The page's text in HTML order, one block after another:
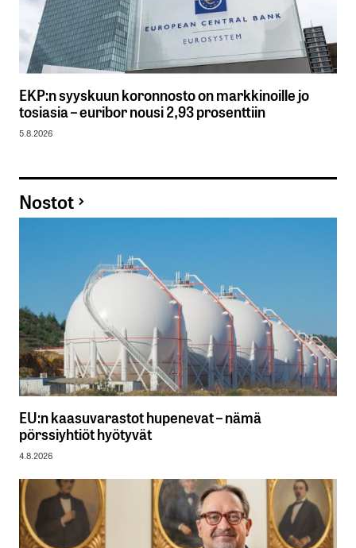
EKP:n syyskuun koronnosto on markkinoille jo
tosiasia – euribor nousi 2,93 prosenttiin
5.8.2026
Nostot
EU:n kaasuvarastot hupenevat – nämä
pörssiyhtiöt hyötyvät
4.8.2026